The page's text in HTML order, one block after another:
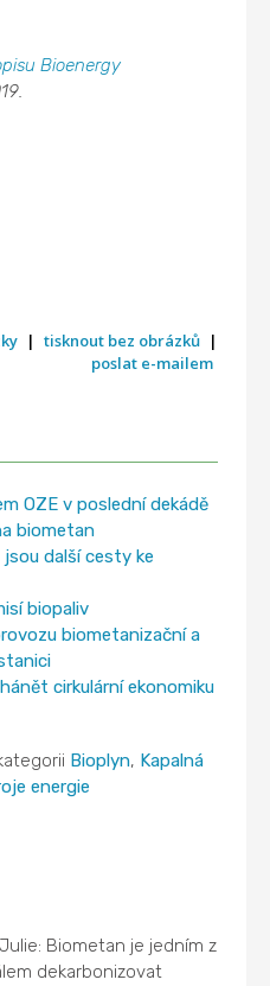
Bioenergy
| tisknout bez obrázků |
poslat e-mailem
OZE v poslední dekádě
biometan
další cesty ke
biopaliv
biometanizační a
cirkulární ekonomiku
Bioplyn, Kapalná
energie
Julie: Biometan je jedním z
dekarbonizovat